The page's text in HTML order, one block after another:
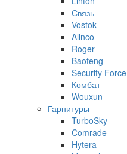
Связь
Vostok
Alinco
Roger
Baofeng
Security Force
Комбат
Wouxun
Гарнитуры
TurboSky
Comrade
Hytera